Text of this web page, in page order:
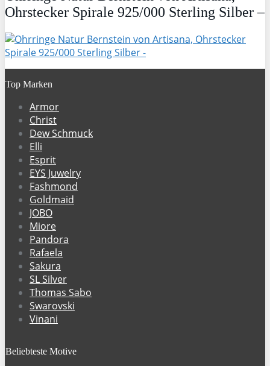
Ohrstecker Spirale 925/000 Sterling Silber –
Top Marken
Armor
Christ
Dew Schmuck
Elli
Esprit
EYS Juwelry
Fashmond
Goldmaid
JOBO
Miore
Pandora
Rafaela
Sakura
SL Silver
Thomas Sabo
Swarovski
Vinani
Beliebteste Motive